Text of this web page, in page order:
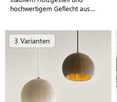
hochwertigem Geflecht aus
Restaurants
3 Varianten